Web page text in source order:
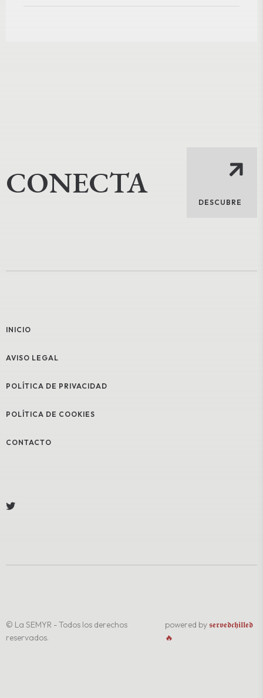
CONECTA
DESCUBRE
INICIO
AVISO LEGAL
POLÍTICA DE PRIVACIDAD
POLÍTICA DE COOKIES
CONTACTO
© La SEMYR - Todos los derechos
reservados.
powered by 𝖘𝖊𝖗𝖛𝖊𝖉𝖈𝖍𝖎𝖑𝖑𝖊𝖉
🔥